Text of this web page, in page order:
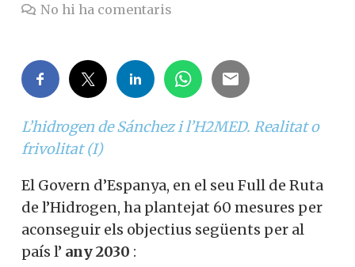
No hi ha comentaris
L’hidrogen de Sánchez i l’H2MED. Realitat o
frivolitat (I)
El Govern d’Espanya, en el seu Full de Ruta
de l’Hidrogen, ha plantejat 60 mesures per
aconseguir els objectius següents per al
país l’ any 2030 :